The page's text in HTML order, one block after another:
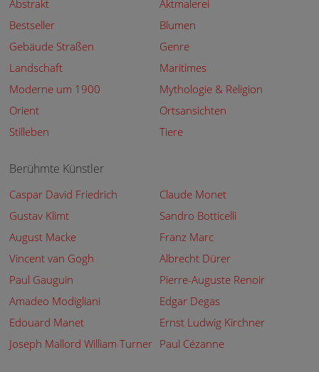
Abstrakt
Aktmalerei
Bestseller
Blumen
Gebäude Straßen
Genre
Landschaft
Maritimes
Moderne um 1900
Mythologie & Religion
Orient
Ortsansichten
Stilleben
Tiere
Berühmte Künstler
Caspar David Friedrich
Claude Monet
Gustav Klimt
Sandro Botticelli
August Macke
Franz Marc
Vincent van Gogh
Albrecht Dürer
Paul Gauguin
Pierre-Auguste Renoir
Amadeo Modigliani
Edgar Degas
Edouard Manet
Ernst Ludwig Kirchner
Joseph Mallord William Turner Paul Cézanne